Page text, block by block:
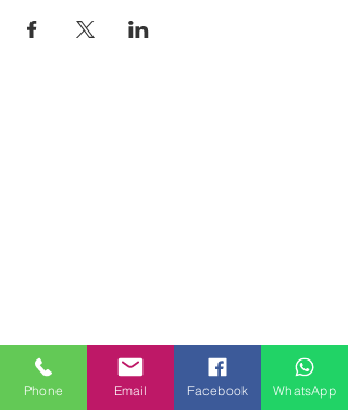
MILANHOUSES
Phone Email Facebook WhatsApp